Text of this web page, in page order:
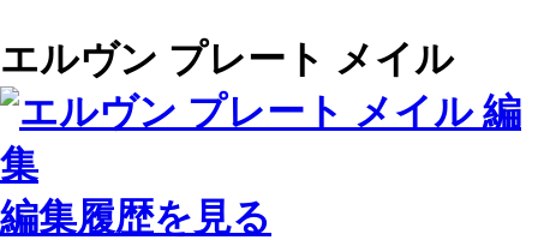
エルヴン プレート メイル
編集履歴を見る